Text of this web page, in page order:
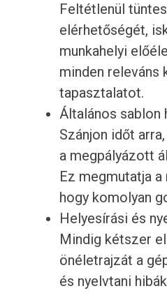
Feltétlenül
elérhetőségét,
munkahelyi
minden releváns
tapasztalatot.
Általános sablon
Szánjon időt
a megpályázott
Ez megmutatja a
hogy komolyan
Helyesírási és
Mindig kétszer
önéletrajzát a
és nyelvtani